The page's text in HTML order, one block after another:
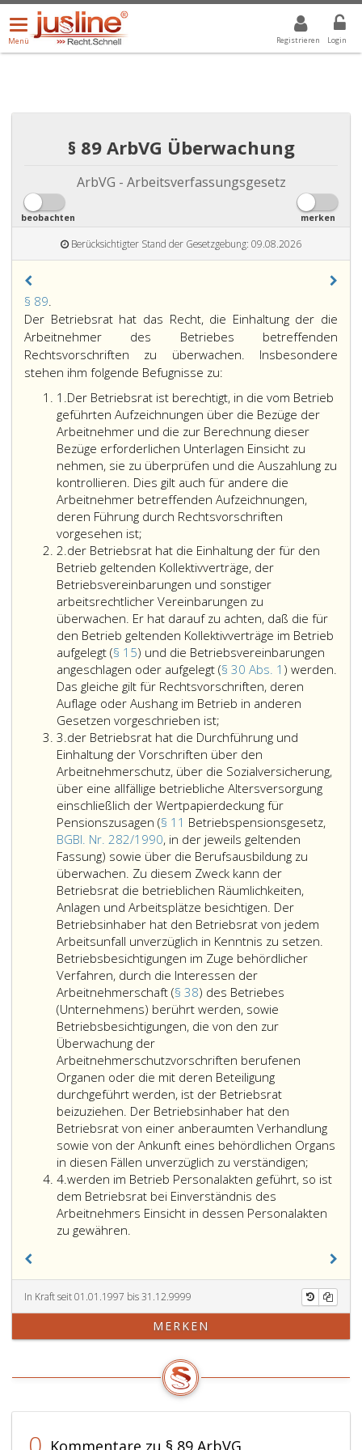
Registrieren Login
Menü
öffnen/schließen
Menü
ALLE DROPDOWN: GEWÄHLTER WERT IST ALLE
§ 89 ArbVG Überwachung
ArbVG - Arbeitsverfassungsgesetz
beobachten merken
Berücksichtigter Stand der Gesetzgebung: 09.08.2026
§ 89.
89,
Der Betriebsrat hat das Recht, die Einhaltung der die
Arbeitnehmer des Betriebes betreffenden
Rechtsvorschriften zu überwachen. Insbesondere
stehen ihm folgende Befugnisse zu:
1.Ziffer
eins
Der Betriebsrat ist berechtigt, in die vom Betrieb
geführten Aufzeichnungen über die Bezüge der
Arbeitnehmer und die zur Berechnung dieser
Bezüge erforderlichen Unterlagen Einsicht zu
nehmen, sie zu überprüfen und die Auszahlung zu
kontrollieren. Dies gilt auch für andere die
Arbeitnehmer betreffenden Aufzeichnungen,
deren Führung durch Rechtsvorschriften
vorgesehen ist;
2.Ziffer
2
der Betriebsrat hat die Einhaltung der für den
Betrieb geltenden Kollektivverträge, der
Betriebsvereinbarungen und sonstiger
arbeitsrechtlicher Vereinbarungen zu
überwachen. Er hat darauf zu achten, daß die für
den Betrieb geltenden Kollektivverträge im Betrieb
aufgelegt (§ 15) und die Betriebsvereinbarungen
angeschlagen oder aufgelegt (§ 30 Abs. 1 ) werden.
Das gleiche gilt für Rechtsvorschriften, deren
Auflage oder Aushang im Betrieb in anderen
Gesetzen vorgeschrieben ist;
Betriebsrat
hat
die
Einhaltung
der
für
den
Betrieb
geltenden
Kollektivverträge,
der
Betriebsvereinbarungen
und
sonstiger
arbeitsrechtlicher
Vereinbarungen
zu
überwachen.
hat
darauf
zu
achten,
daß
die
für
den
Betrieb
geltenden
aufgelegt
15,)
angeschlagen
aufgelegt
3.Ziffer
3
der Betriebsrat hat die Durchführung und
Einhaltung der Vorschriften über den
Arbeitnehmerschutz, über die Sozialversicherung,
über eine allfällige betriebliche Altersversorgung
einschließlich der Wertpapierdeckung für
Pensionszusagen (§ 11 Betriebspensionsgesetz,
BGBl. Nr. 282/1990, in der jeweils geltenden
Fassung) sowie über die Berufsausbildung zu
überwachen. Zu diesem Zweck kann der
Betriebsrat die betrieblichen Räumlichkeiten,
Anlagen und Arbeitsplätze besichtigen. Der
Betriebsinhaber hat den Betriebsrat von jedem
Arbeitsunfall unverzüglich in Kenntnis zu setzen.
Betriebsbesichtigungen im Zuge behördlicher
Verfahren, durch die Interessen der
Arbeitnehmerschaft (§ 38) des Betriebes
(Unternehmens) berührt werden, sowie
Betriebsbesichtigungen, die von den zur
Überwachung der
Arbeitnehmerschutzvorschriften berufenen
Organen oder die mit deren Beteiligung
durchgeführt werden, ist der Betriebsrat
beizuziehen. Der Betriebsinhaber hat den
Betriebsrat von einer anberaumten Verhandlung
sowie von der Ankunft eines behördlichen Organs
in diesen Fällen unverzüglich zu verständigen;
die
der
über
die
über
4.Ziffer
4
werden im Betrieb Personalakten geführt, so ist
dem Betriebsrat bei Einverständnis des
Arbeitnehmers Einsicht in dessen Personalakten
zu gewähren.
In Kraft seit 01.01.1997 bis 31.12.9999
MERKEN
Kommentare zu § 89 ArbVG